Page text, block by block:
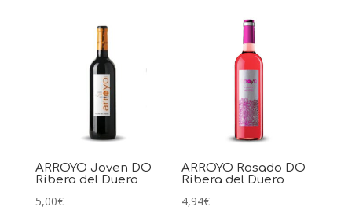
ARROYO Joven DO
Ribera del Duero
5,00€
ARROYO Rosado DO
Ribera del Duero
4,94€